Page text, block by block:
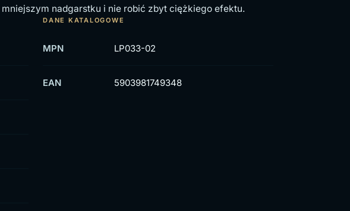
nadgarstku i nie robić zbyt ciężkiego efektu.
DANE KATALOGOWE
MPN LP033-02
EAN 5903981749348